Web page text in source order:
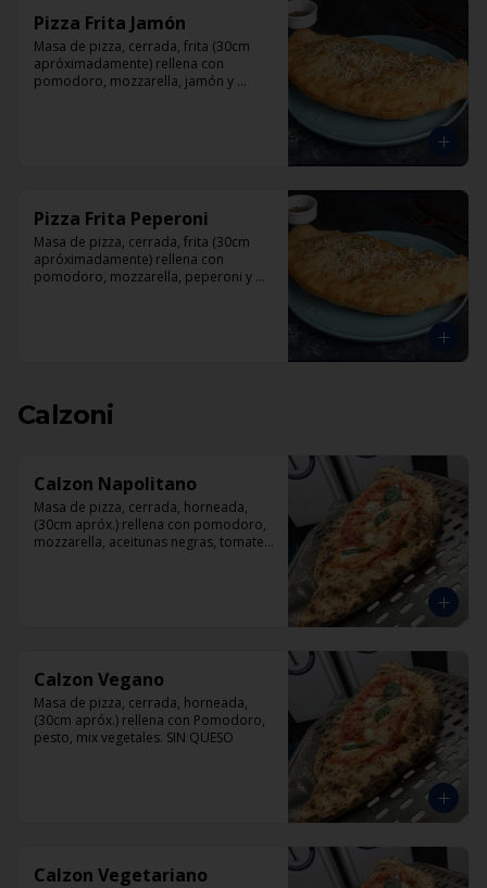
Pizza Frita Jamón
Masa de pizza, cerrada, frita (30cm
apróximadamente) rellena con
pomodoro, mozzarella, jamón y
Pizza Frita Peperoni
Masa de pizza, cerrada, frita (30cm
apróximadamente) rellena con
pomodoro, mozzarella, peperoni y
Calzoni
Calzon Napolitano
Masa de pizza, cerrada, horneada,
(30cm apróx.) rellena con pomodoro,
mozzarella, aceitunas negras, tomate,
Calzon Vegano
Masa de pizza, cerrada, horneada,
(30cm apróx.) rellena con Pomodoro,
pesto, mix vegetales. SIN QUESO
Calzon Vegetariano